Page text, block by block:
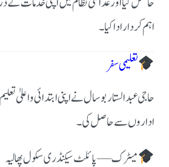
اہم کردار ادا کیا۔
تعلیمی سفر
حاجی عبدالستار بوسال نے اپنی ابتدائی و اعلیٰ
اداروں سے حاصل کی۔
میٹرک — پائلٹ سیکنڈری سکول پھالیہ